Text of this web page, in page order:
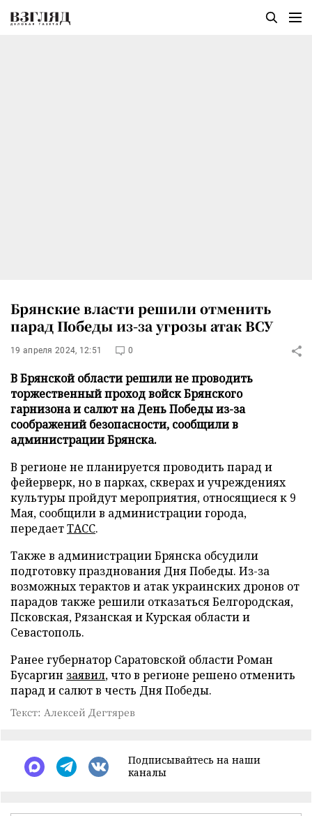
Брянские власти решили отменить
парад Победы из-за угрозы атак ВСУ
19 апреля 2024, 12:51 0
В Брянской области решили не проводить
торжественный проход войск Брянского
гарнизона и салют на День Победы из-за
соображений безопасности, сообщили в
администрации Брянска.
В регионе не планируется проводить парад и
фейерверк, но в парках, скверах и учреждениях
культуры пройдут мероприятия, относящиеся к 9
Мая, сообщили в администрации города,
передаетТАСС.
Также в администрации Брянска обсудили
подготовку празднования Дня Победы. Из-за
возможных терактов и атак украинских дронов от
парадов также решили отказаться Белгородская,
Псковская, Рязанская и Курская области и
Севастополь.
Ранее губернатор Саратовской области Роман
Бусаргин заявил, что в регионе решено отменить
парад и салют в честь Дня Победы.
Текст: Алексей Дегтярев
Подписывайтесь на наши
каналы